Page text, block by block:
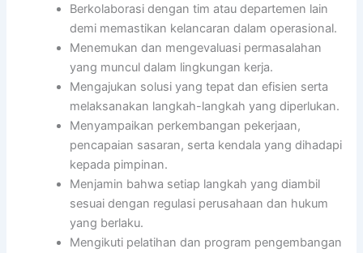
Berkolaborasi dengan tim atau departemen lain
demi memastikan kelancaran dalam operasional.
Menemukan dan mengevaluasi permasalahan
yang muncul dalam lingkungan kerja.
Mengajukan solusi yang tepat dan efisien serta
melaksanakan langkah-langkah yang diperlukan.
Menyampaikan perkembangan pekerjaan,
pencapaian sasaran, serta kendala yang dihadapi
kepada pimpinan.
Menjamin bahwa setiap langkah yang diambil
sesuai dengan regulasi perusahaan dan hukum
yang berlaku.
Mengikuti pelatihan dan program pengembangan